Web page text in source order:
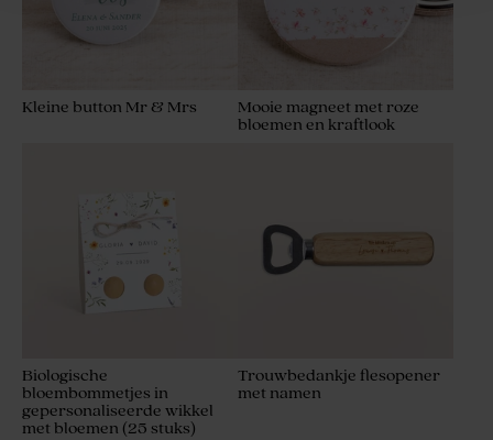
Kleine button Mr & Mrs
Mooie magneet met roze
bloemen en kraftlook
Biologische
bloembommetjes in
gepersonaliseerde wikkel
met bloemen (25 stuks)
Trouwbedankje flesopener
met namen